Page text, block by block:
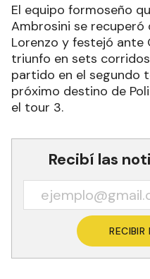
El equipo formoseño
Ambrosini se
Lorenzo y festejó ante
triunfo en sets
partido en el segundo
próximo destino de
el tour 3.
Recibí las
RECIBIR